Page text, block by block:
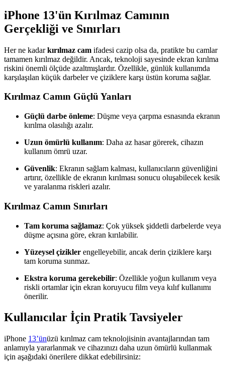
iPhone 13'ün Kırılmaz Camının
Gerçekliği ve Sınırları
Her ne kadarkırılmaz cam ifadesi cazip olsa da, pratikte bu camlar
tamamen kırılmaz değildir. Ancak, teknoloji sayesinde ekran kırılma
riskini önemli ölçüde azaltmışlardır. Özellikle, günlük kullanımda
karşılaşılan küçük darbeler ve çiziklere karşı üstün koruma sağlar.
Kırılmaz Camın Güçlü Yanları
Güçlü darbe önleme: Düşme veya çarpma esnasında ekranın
kırılma olasılığı azalır.
Uzun ömürlü kullanım: Daha az hasar görerek, cihazın
kullanım ömrü uzar.
Güvenlik: Ekranın sağlam kalması, kullanıcıların güvenliğini
artırır, özellikle de ekranın kırılması sonucu oluşabilecek kesik
ve yaralanma riskleri azalır.
Kırılmaz Camın Sınırları
Tam koruma sağlamaz: Çok yüksek şiddetli darbelerde veya
düşme açısına göre, ekran kırılabilir.
Yüzeysel çizikler engelleyebilir, ancak derin çiziklere karşı
tam koruma sunmaz.
Ekstra koruma gerekebilir: Özellikle yoğun kullanım veya
riskli ortamlar için ekran koruyucu film veya kılıf kullanımı
önerilir.
Kullanıcılar İçin Pratik Tavsiyeler
iPhone 13’ünüzü kırılmaz cam teknolojisinin avantajlarından tam
anlamıyla yararlanmak ve cihazınızı daha uzun ömürlü kullanmak
için aşağıdaki önerilere dikkat edebilirsiniz: